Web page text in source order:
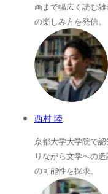
画まで幅広く読む
の楽しみ方を発信。
西村 陸
京都大学大学院で
りながら文学への
の可能性を探求。